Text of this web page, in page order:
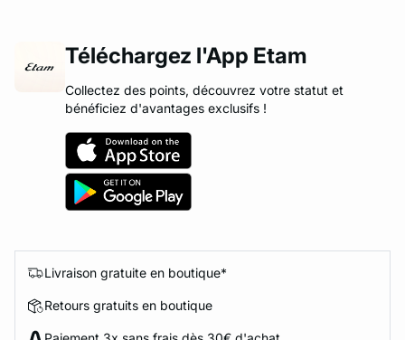
Téléchargez l'App Etam
Collectez des points, découvrez votre statut et
bénéficiez d'avantages exclusifs !
Livraison gratuite en boutique*
Retours gratuits en boutique